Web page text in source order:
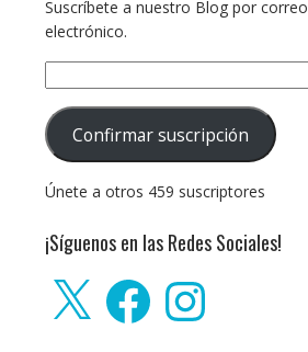
Suscríbete a nuestro Blog por correo
electrónico.
de
correo
electrónico:
Confirmar suscripción
Únete a otros 459 suscriptores
¡Síguenos en las Redes Sociales!
FacebookInstagram